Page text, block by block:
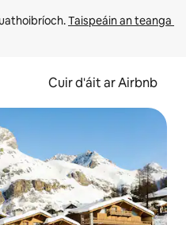
Taispeáin an teanga
Cuir d'áit ar Airbnb